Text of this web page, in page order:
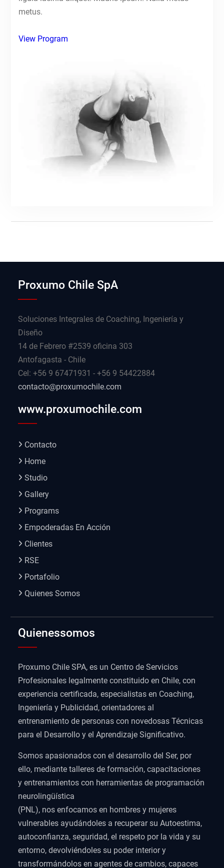
metus.
View Program
Proxumo Chile SpA
Soluciones Integrales de Coaching, Ingeniería y
Diseño
14 de Febrero #2539 oficina 303
Antofagasta - Chile
Cel: +56 9 67471931 - +56 9 54422884
contacto@proxumochile.com
www.proxumochile.com
Contacto
Home
Studio
Gallery
Programs
Empoderadas En Acción
Clientes
RSE
Portafolio
Quienes Somos
Quienessomos
Proxumo Chile SPA, es un Centro de Servicios
Profesionales legalmente constituido en Chile, con
experiencia certificada, especialistas en Coaching,
Ingeniería y Publicidad, orientadores al
entrenamiento de personas con novedosas Técnicas
para el Desarrollo y el Aprendizaje Significativo.
Somos apasionados con el desarrollo del Ser, por
ello, mediante talleres de formación, capacitaciones
y entrenamientos con herramientas de programación
neurolingüística
(PNL), nos enfocamos en hombres y mujeres
vulnerables ayudándoles a recuperar su Autoestima,
autoconfianza, seguridad, el respeto por la vida y su
entorno, devolviéndoles su poder interior y
transformándolos en agentes de cambios, capaces